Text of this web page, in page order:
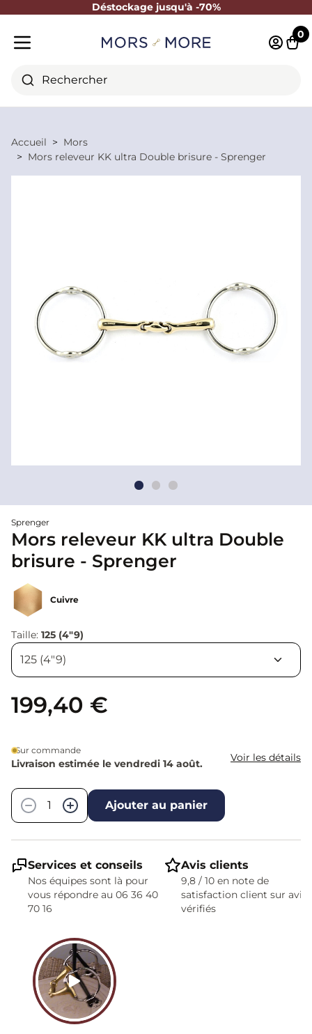
Déstockage jusqu'à -70%
Fermer
Rechercher
0
Accueil
Mors
Mors releveur KK ultra Double brisure - Sprenger
Sprenger
Mors releveur KK ultra Double
brisure - Sprenger
Cuivre
Taille: 125 (4"9)
199,40 €
Sur commande
Livraison estimée le vendredi 14 août. Voir les détails
−
+ Ajouter au panier
Services et conseils
Nos équipes sont là pour
vous répondre au 06 36 40
70 16
Avis clients
9,8 / 10 en note de
satisfaction client sur avis
vérifiés